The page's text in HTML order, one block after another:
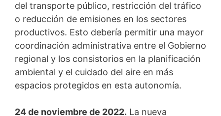
del transporte público, restricción del tráfico
o reducción de emisiones en los sectores
productivos. Esto debería permitir una mayor
coordinación administrativa entre el Gobierno
regional y los consistorios en la planificación
ambiental y el cuidado del aire en más
espacios protegidos en esta autonomía.
24 de noviembre de 2022. La nueva